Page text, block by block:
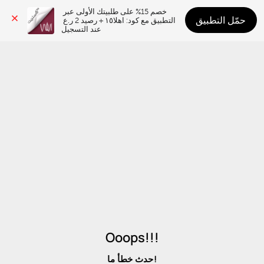
عند التسجيل
حمّل التطبيق
Ooops!!!
حدث خطأ ما!